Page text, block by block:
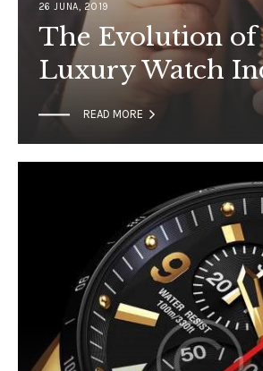
26 JUNA, 2019
The Evolution of
Luxury Watch
READ MORE 